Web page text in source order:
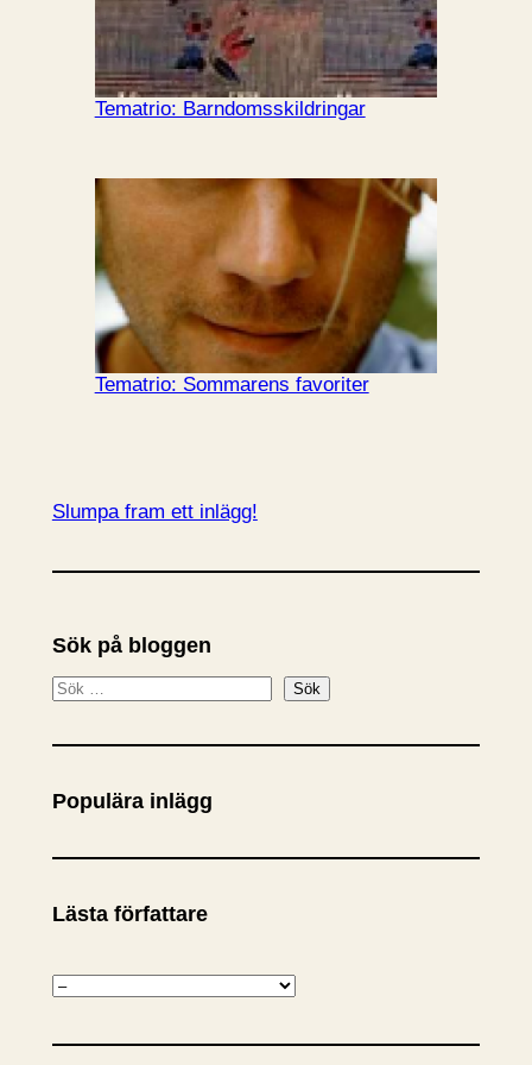
Tematrio: Barndomsskildringar
Tematrio: Sommarens favoriter
Slumpa fram ett inlägg!
Sök på bloggen
S
k
Sök
Populära inlägg
Lästa författare
K
t